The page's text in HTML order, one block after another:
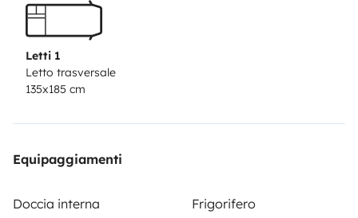
LED Lichtband mit allen Farben, wird mit
Fernsteuerung bedient
verwenden-200km pro Tag, ansonsten 0,15€ pro km
Letti 1
Letto trasversale
135x185 cm
Equipaggiamenti
Doccia interna
Frigorifero